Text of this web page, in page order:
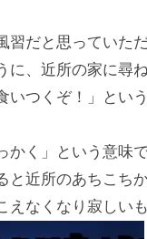
だと思っていた
に、近所の家に尋
いつくぞ！」とい
く」という意味で
と近所のあちこち
なくなり寂しいも